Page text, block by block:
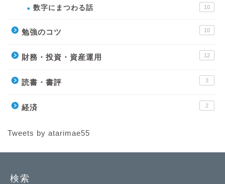
数字にまつわる話 10
勉強のコツ 10
財務・投資・資産運用 12
読書・書評 3
経済 2
Tweets by atarimae55
検索